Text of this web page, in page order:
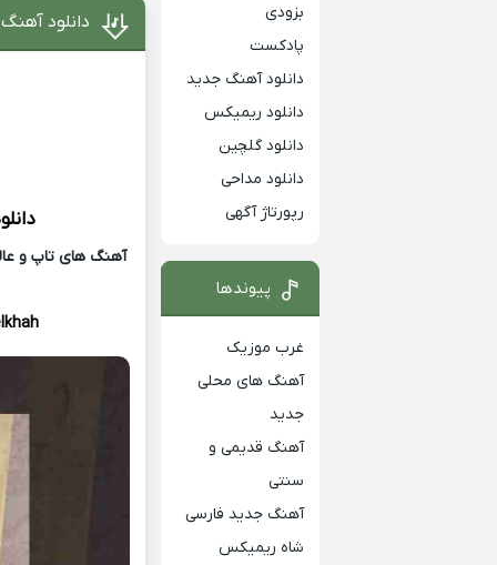
دانلود
آهنگ های تاپ و
بزودی
پادکست
دانلود آهنگ جدید
دانلود ریمیکس
دانلود گلچین
دانلود مداحی
رپورتاژ آگهی
پیوندها
غرب موزیک
آهنگ های محلی
جدید
آهنگ قدیمی و
سنتی
آهنگ جدید فارسی
شاه ریمیکس